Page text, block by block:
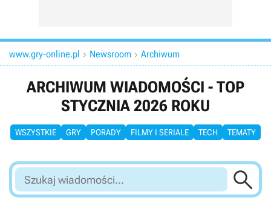
www.gry-online.pl  Newsroom  Archiwum
ARCHIWUM WIADOMOŚCI - TOP
STYCZNIA 2026 ROKU
WSZYSTKIE GRY PORADY FILMY I SERIALE TECH TEMATY
Szukaj
wiadomości...
